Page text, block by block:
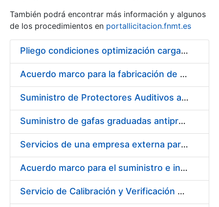
También podrá encontrar más información y algunos
de los procedimientos en portallicitacion.fnmt.es
Pliego condiciones optimización cargas compras firmado
Acuerdo marco para la fabricación de piezas
Suministro de Protectores Auditivos a medida para las personas trabajadoras de los Centros de Trabajo de Madrid y Burgos
Suministro de gafas graduadas antiproyecciones para los trabajadores de la FNMT-RCM en los centros de trabajo de Madrid y Burgos
Servicios de una empresa externa para el asesoramiento y resolución de los recursos de alzada que se presentan relacionados con procesos de selección para la FNMT-RCM
Acuerdo marco para el suministro e instalación de persianas, estores y otros complementos
Servicio de Calibración y Verificación Externa de los Equipos de Medición del Servicio de Prevención de la FNMT-RCM